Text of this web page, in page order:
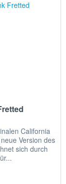
California
Version des
sich durch